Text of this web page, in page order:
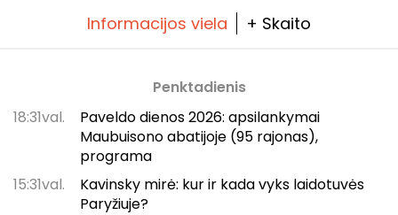
Informacijos viela + Skaito
Penktadienis
18:31val.
Paveldo dienos 2026: apsilankymai
Maubuisono abatijoje (95 rajonas),
programa
15:31val.
Kavinsky mirė: kur ir kada vyks laidotuvės
Paryžiuje?